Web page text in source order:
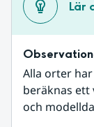
Lär
Alla orter
beräknas
och